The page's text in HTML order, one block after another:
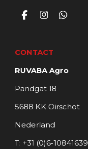
F
b
o
I
a
r
m
W
p
CONTACT
RUVABA Agro
Pandgat 18
5688 KK Oirschot
Nederland
T: +31 (0)6-10841639